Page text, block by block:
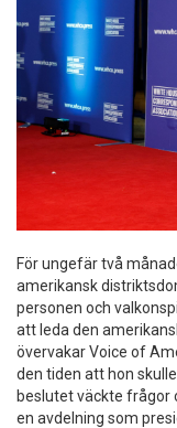
För ungefär två
amerikansk
personen och
att leda den
övervakar Voice of
den tiden att hon
beslutet väckte frågor
en avdelning som